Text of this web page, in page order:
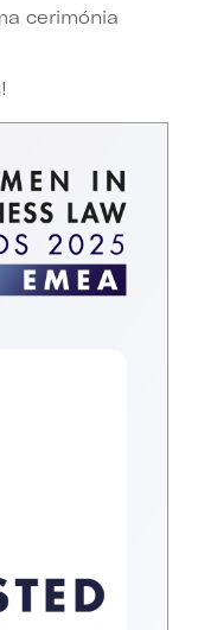
cerimónia